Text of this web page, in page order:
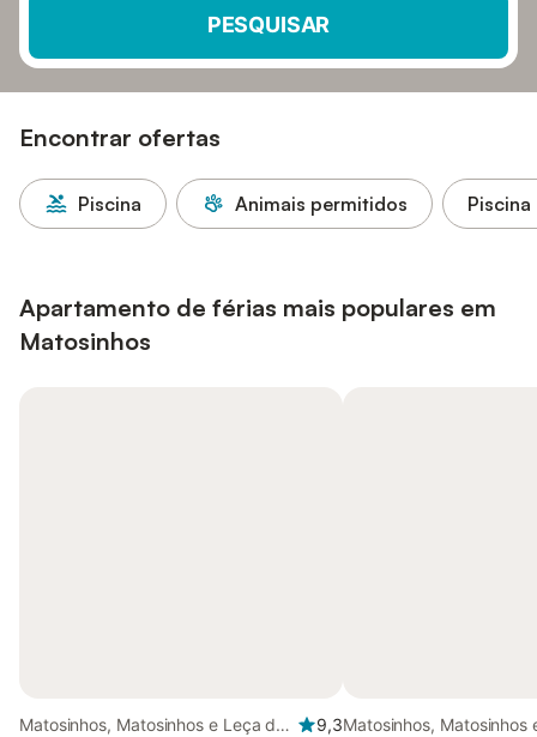
PESQUISAR
Encontrar ofertas
Piscina Animais permitidos
Apartamento de férias mais populares em
Matosinhos
Matosinhos, Matosinhos e Leça da
9,3Matosinhos, Matosinhos